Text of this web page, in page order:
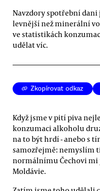
Navzdory spotřební dani
levnější než minerální
ve statistikách
udělat víc.
Zkopírovat odkaz
Když jsme v pití piva
konzumaci alkoholu
na to být hrdí - anebo s
samozřejmě: nemyslím
normálnímu Čechovi mi
Moldávie.